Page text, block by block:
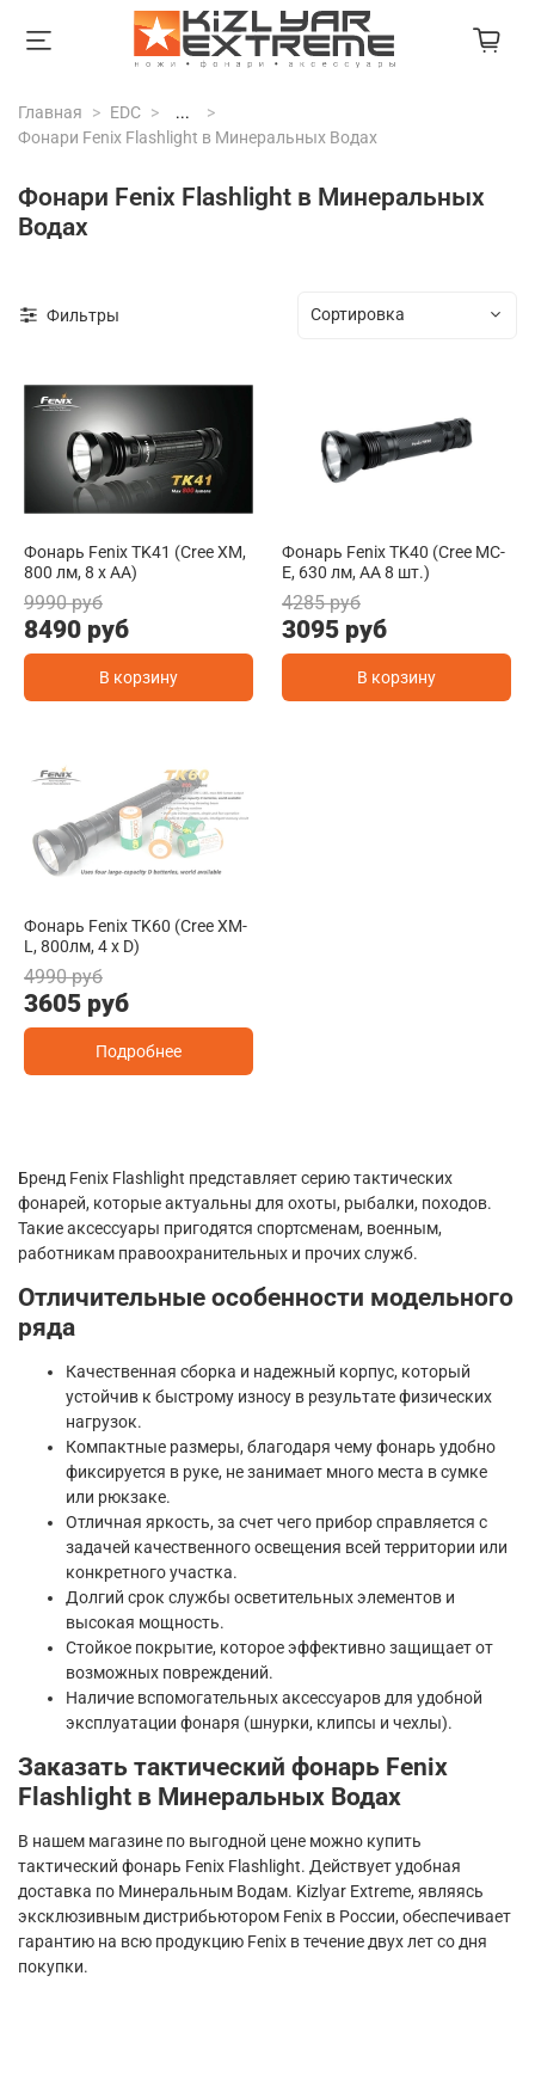
Главная EDC
...
Фонари Fenix Flashlight в Минеральных Водах
Фонари Fenix Flashlight в Минеральных
Водах
Фильтры
Фонарь Fenix TK41 (Cree XM,
800 лм, 8 х АА)
9990 руб
8490 руб
В корзину
Фонарь Fenix TK40 (Cree MC-
E, 630 лм, AA 8 шт.)
4285 руб
3095 руб
В корзину
Фонарь Fenix TK60 (Cree XM-
L, 800лм, 4 x D)
4990 руб
3605 руб
Подробнее
Бренд Fenix Flashlight представляет серию тактических
фонарей, которые актуальны для охоты, рыбалки, походов.
Такие аксессуары пригодятся спортсменам, военным,
работникам правоохранительных и прочих служб.
Отличительные особенности модельного
ряда
Качественная сборка и надежный корпус, который
устойчив к быстрому износу в результате физических
нагрузок.
Компактные размеры, благодаря чему фонарь удобно
фиксируется в руке, не занимает много места в сумке
или рюкзаке.
Отличная яркость, за счет чего прибор справляется с
задачей качественного освещения всей территории или
конкретного участка.
Долгий срок службы осветительных элементов и
высокая мощность.
Стойкое покрытие, которое эффективно защищает от
возможных повреждений.
Наличие вспомогательных аксессуаров для удобной
эксплуатации фонаря (шнурки, клипсы и чехлы).
Заказать тактический фонарь Fenix
Flashlight в Минеральных Водах
В нашем магазине по выгодной цене можно купить
тактический фонарь Fenix Flashlight. Действует удобная
доставка по Минеральным Водам. Kizlyar Extreme, являясь
эксклюзивным дистрибьютором Fenix в России, обеспечивает
гарантию на всю продукцию Fenix в течение двух лет со дня
покупки.